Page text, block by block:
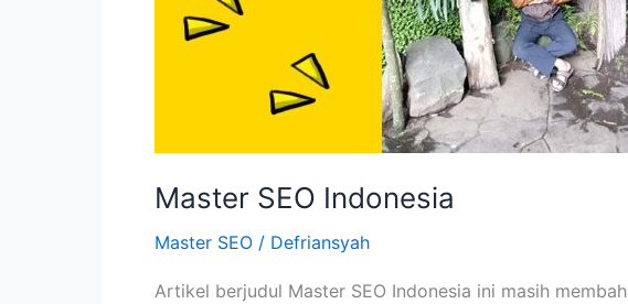
Master SEO Indonesia
Master SEO / Defriansyah
Artikel berjudul Master SEO Indonesia ini masih